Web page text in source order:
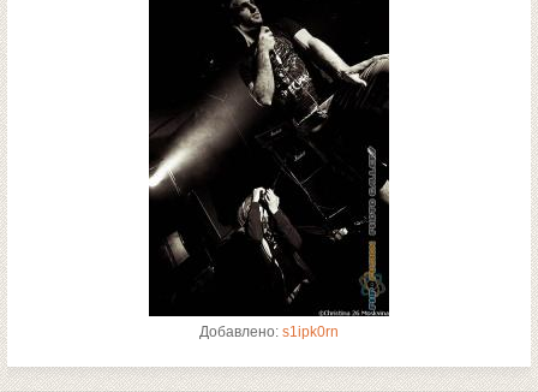
Добавлено: s1ipk0rn